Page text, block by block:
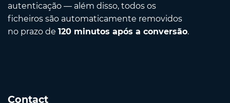
autenticação — além disso, todos os
ficheiros são automaticamente removidos
no prazo de 120 minutos após a conversão.
Contact